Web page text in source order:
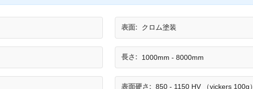
表面: クロム塗装
長さ: 1000mm - 8000mm
表面硬さ: 850 - 1150 HV （vickers 100g）